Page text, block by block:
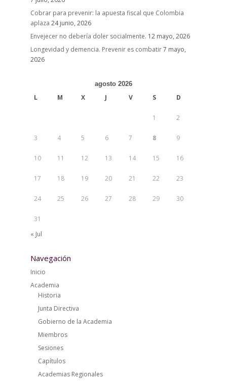
Cobrar para prevenir: la apuesta fiscal que Colombia
aplaza 24 junio, 2026
Envejecer no debería doler socialmente. 12 mayo, 2026
Longevidad y demencia. Prevenir es combatir7 mayo,
2026
agosto 2026
L M X J V S D
1 2
3 4 5 6 7 8 9
10 11 12 13 14 15 16
17 18 19 20 21 22 23
24 25 26 27 28 29 30
31
« Jul
Navegación
Inicio
Academia
Historia
Junta Directiva
Gobierno de la Academia
Miembros
Sesiones
Capítulos
Academias Regionales